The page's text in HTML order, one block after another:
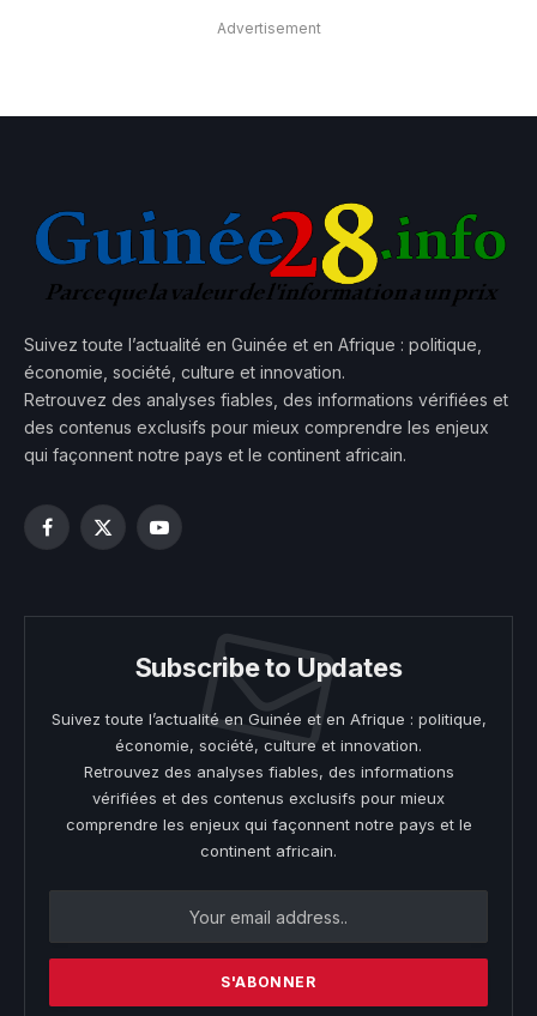
Advertisement
Suivez toute l’actualité en Guinée et en Afrique : politique,
économie, société, culture et innovation.
Retrouvez des analyses fiables, des informations vérifiées et
des contenus exclusifs pour mieux comprendre les enjeux
qui façonnent notre pays et le continent africain.
Facebook
X
YouTube
Subscribe to Updates
Suivez toute l’actualité en Guinée et en Afrique : politique,
économie, société, culture et innovation.
Retrouvez des analyses fiables, des informations
vérifiées et des contenus exclusifs pour mieux
comprendre les enjeux qui façonnent notre pays et le
continent africain.